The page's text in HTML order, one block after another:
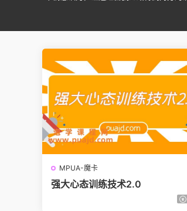
MPUA-魔卡
强大心态训练技术2.0